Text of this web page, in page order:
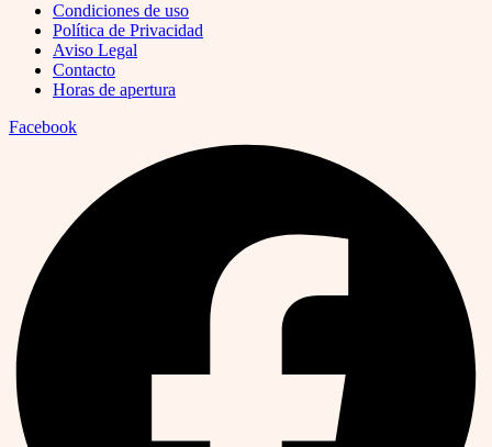
Condiciones de uso
Política de Privacidad
Aviso Legal
Contacto
Horas de apertura
Facebook